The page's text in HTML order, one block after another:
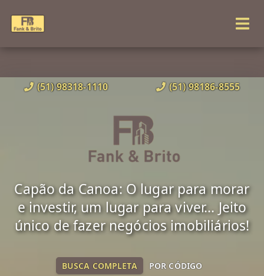
(51) 98318-1110 (51) 98186-8555
Capão da Canoa: O lugar para morar
e investir, um lugar para viver... Jeito
único de fazer negócios imobiliários!
BUSCA COMPLETA POR CÓDIGO